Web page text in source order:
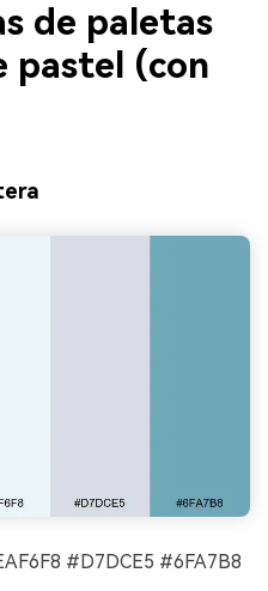
de paletas
pastel (con
#D7DCE5 #6FA7B8